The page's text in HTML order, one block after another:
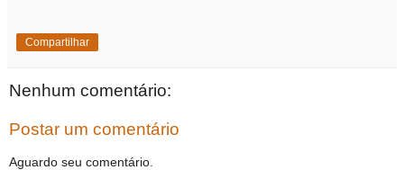
Compartilhar
Nenhum comentário:
Postar um comentário
Aguardo seu comentário.